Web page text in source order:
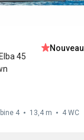
Elba 45
Nouveau
4 13,4 m 4 WC